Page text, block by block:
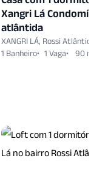
Xangri Lá Condomínio
atlântida
XANGRI LÁ, Rossi Atlântida
1 Banheiro
1 Vaga 90 m²